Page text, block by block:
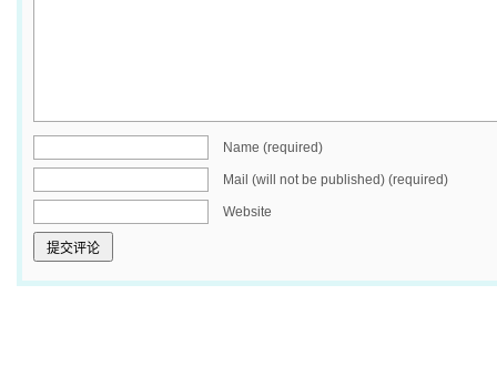
Name (required)
Mail (will not be published) (required)
Website